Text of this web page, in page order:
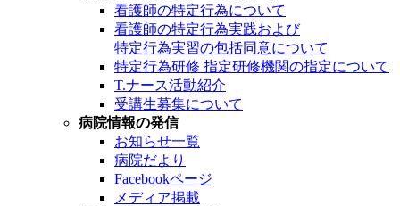
看護師の特定行為について
看護師の特定行為実践および
特定行為実習の包括同意について
特定行為研修 指定研修機関の指定について
T.ナース活動紹介
受講生募集について
病院情報の発信
お知らせ一覧
病院だより
Facebookページ
メディア掲載